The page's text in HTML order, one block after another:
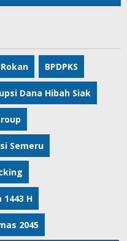
BPDPKS
Dana Hibah Siak
Semeru
1443 H
2045